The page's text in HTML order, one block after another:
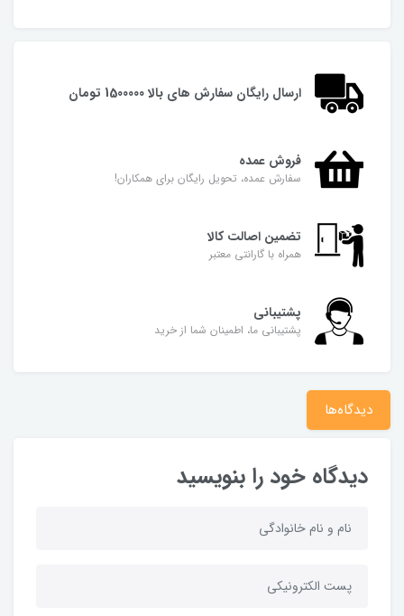
ارسال رایگان سفارش های بالا 1500000 تومان
فروش عمده
سفارش عمده، تحویل رایگان برای همکاران!
تضمین اصالت کالا
همراه با گارانتی معتبر
پشتیبانی
پشتیبانی ما، اطمینان شما از خرید
دیدگاه‌ها
دیدگاه خود را بنویسید